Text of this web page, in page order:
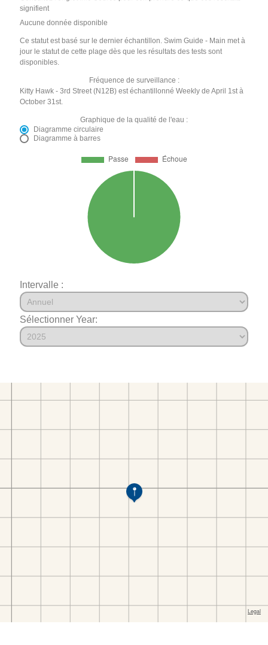
signifient
Aucune donnée disponible
Ce statut est basé sur le dernier échantillon. Swim Guide - Main met à
jour le statut de cette plage dès que les résultats des tests sont
disponibles.
Fréquence de surveillance :
Kitty Hawk - 3rd Street (N12B) est échantillonné Weekly de April 1st à
October 31st.
Graphique de la qualité de l'eau :
Diagramme circulaire
Diagramme à barres
Intervalle :
Sélectionner Year: